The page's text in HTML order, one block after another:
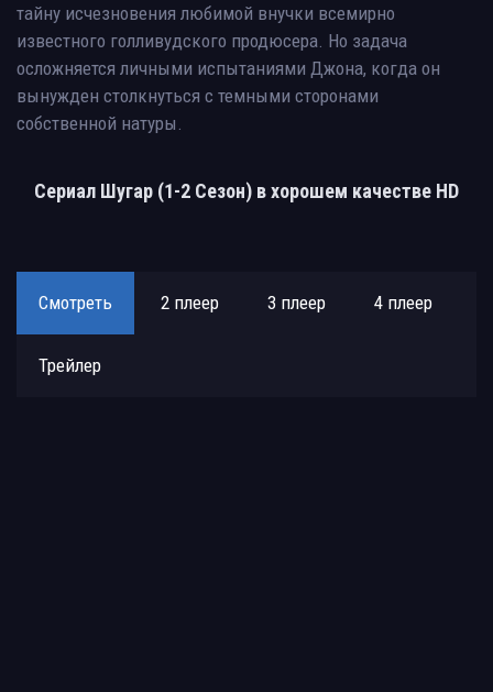
тайну исчезновения любимой внучки всемирно
известного голливудского продюсера. Но задача
осложняется личными испытаниями Джона, когда он
вынужден столкнуться с темными сторонами
собственной натуры.
Сериал Шугар (1-2 Сезон) в хорошем качестве HD
Смотреть 2 плеер 3 плеер 4 плеер
Трейлер